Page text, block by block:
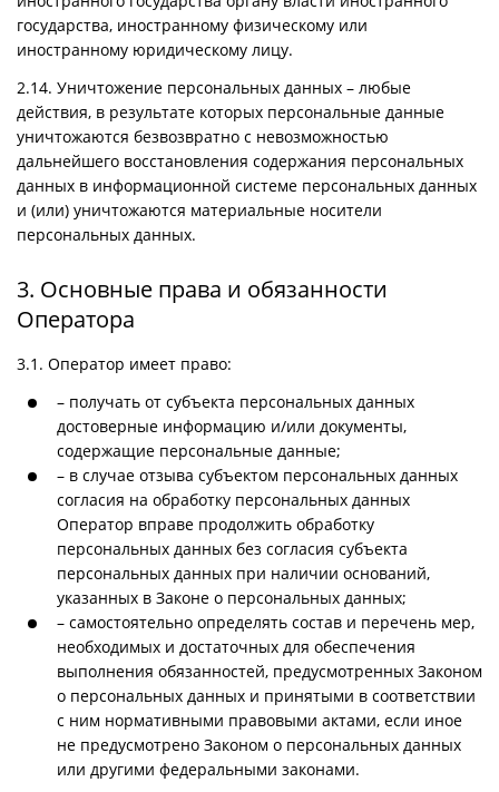
государства, иностранному физическому или
иностранному юридическому лицу.
2.14. Уничтожение персональных данных – любые
действия, в результате которых персональные данные
уничтожаются безвозвратно с невозможностью
дальнейшего восстановления содержания персональных
данных в информационной системе персональных данных
и (или) уничтожаются материальные носители
персональных данных.
3. Основные права и обязанности
Оператора
3.1. Оператор имеет право:
– получать от субъекта персональных данных
достоверные информацию и/или документы,
содержащие персональные данные;
– в случае отзыва субъектом персональных данных
согласия на обработку персональных данных
Оператор вправе продолжить обработку
персональных данных без согласия субъекта
персональных данных при наличии оснований,
указанных в Законе о персональных данных;
– самостоятельно определять состав и перечень мер,
необходимых и достаточных для обеспечения
выполнения обязанностей, предусмотренных Законом
о персональных данных и принятыми в соответствии
с ним нормативными правовыми актами, если иное
не предусмотрено Законом о персональных данных
или другими федеральными законами.